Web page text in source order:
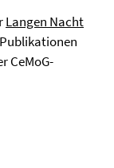
Langen Nacht
CeMoG-